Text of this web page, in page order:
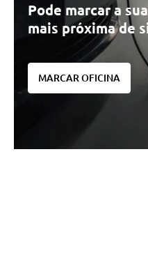
Pode marcar a
mais próxima de
MARCAR OFICINA